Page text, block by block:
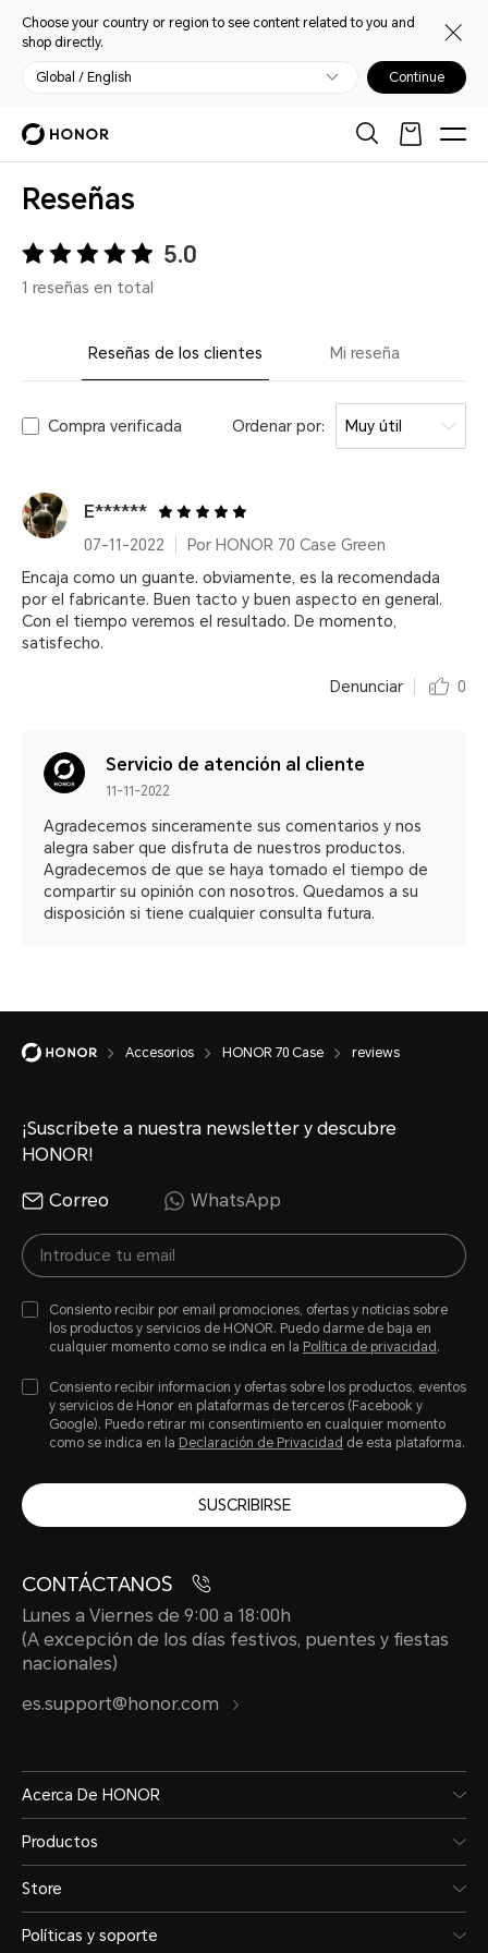
Choose your country or region to see content related to you and
shop directly.
Global / English Continue
Reseñas
5.0
1 reseñas en total
Reseñas de los clientes Mi reseña
Compra verificada Ordenar por: Muy útil
E******
07-11-2022
Por HONOR 70 Case Green
Encaja como un guante. obviamente, es la recomendada
por el fabricante. Buen tacto y buen aspecto en general.
Con el tiempo veremos el resultado. De momento,
satisfecho.
Denunciar 0
Servicio de atención al cliente
11-11-2022
Agradecemos sinceramente sus comentarios y nos
alegra saber que disfruta de nuestros productos.
Agradecemos de que se haya tomado el tiempo de
compartir su opinión con nosotros. Quedamos a su
disposición si tiene cualquier consulta futura.
Accesorios HONOR 70 Case reviews
¡Suscríbete a nuestra newsletter y descubre
HONOR!
Correo WhatsApp
Consiento recibir por email promociones, ofertas y noticias sobre
los productos y servicios de HONOR. Puedo darme de baja en
cualquier momento como se indica en la Política de privacidad .
Consiento recibir informacion y ofertas sobre los productos, eventos
y servicios de Honor en plataformas de terceros (Facebook y
Google). Puedo retirar mi consentimiento en cualquier momento
como se indica en la Declaración de Privacidad de esta plataforma.
SUSCRIBIRSE
CONTÁCTANOS
Lunes a Viernes de 9:00 a 18:00h
(A excepción de los días festivos, puentes y fiestas
nacionales)
es.support@honor.com
Acerca De HONOR
Productos
Store
Políticas y soporte